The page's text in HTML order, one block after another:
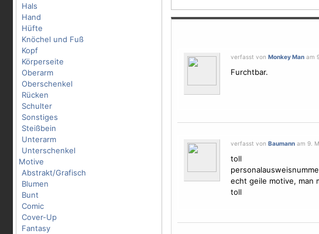
Hals
Hand
Hüfte
Knöchel und Fuß
Kopf
Körperseite
Oberarm
Oberschenkel
Rücken
Schulter
Sonstiges
Steißbein
Unterarm
Unterschenkel
Motive
Abstrakt/Grafisch
Blumen
Bunt
Comic
Cover-Up
Fantasy
verfasst von Monkey Manam
Furchtbar.
verfasst von Baumannam 9.
toll
echt geile motive, man
toll